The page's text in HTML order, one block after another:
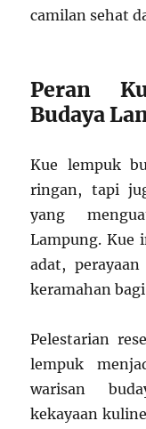
camilan sehat
Peran
Budaya
Kue lempuk
ringan, tapi
yang
Lampung. Kue
adat,
keramahan
Pelestarian
lempuk
warisan
kekayaan